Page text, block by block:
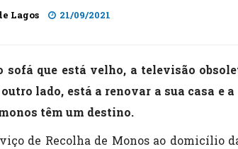
Lagos 21/09/2021
sofá que está velho, a televisão
lado, está a renovar a sua casa e
têm um destino.
de Recolha de Monos ao domicílio